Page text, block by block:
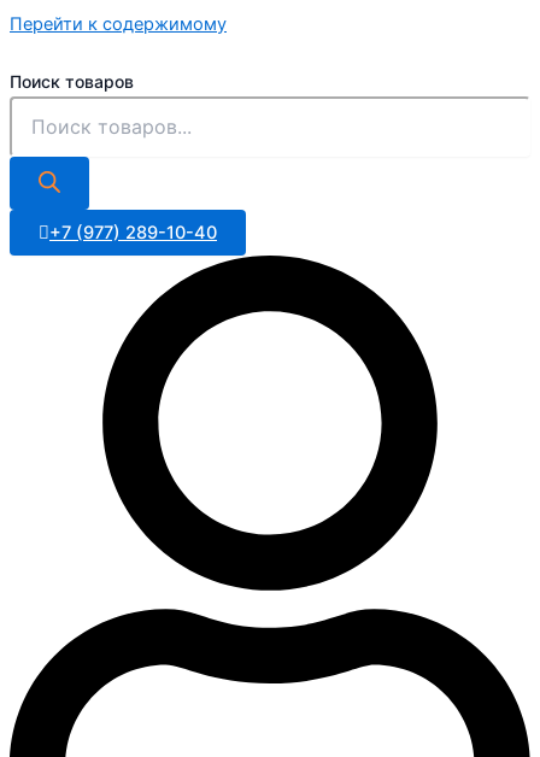
Перейти к содержимому
Поиск товаров
+7 (977) 289-10-40